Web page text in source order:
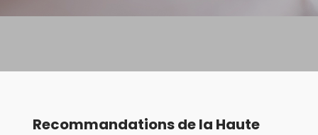
Recommandations de la Haute